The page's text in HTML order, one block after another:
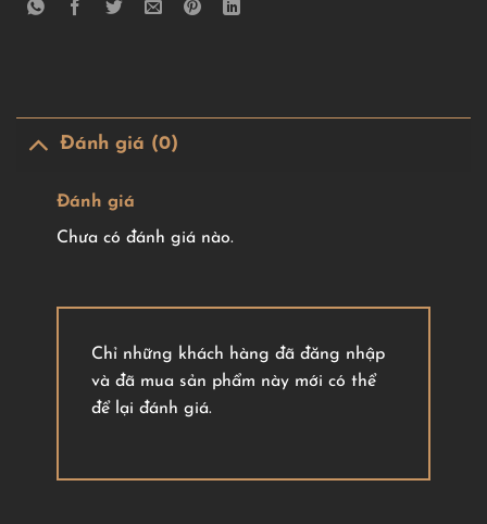
Đánh giá (0)
Đánh giá
Chưa có đánh giá nào.
Chỉ những khách hàng đã đăng nhập
và đã mua sản phẩm này mới có thể
để lại đánh giá.